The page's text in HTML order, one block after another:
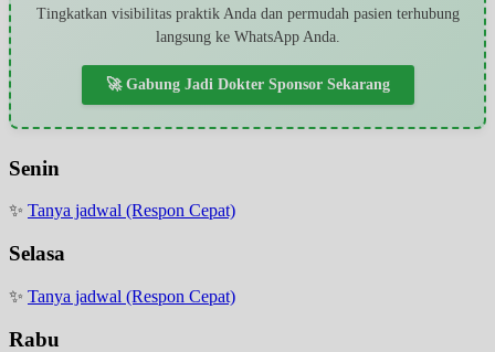
Tingkatkan visibilitas praktik Anda dan permudah pasien terhubung
langsung ke WhatsApp Anda.
🚀 Gabung Jadi Dokter Sponsor Sekarang
Senin
✨ Tanya jadwal (Respon Cepat)
Selasa
✨ Tanya jadwal (Respon Cepat)
Rabu